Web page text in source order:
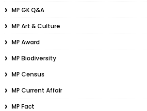
MP GK Q&A
MP Art & Culture
MP Award
MP Biodiversity
MP Census
MP Current Affair
MP Fact